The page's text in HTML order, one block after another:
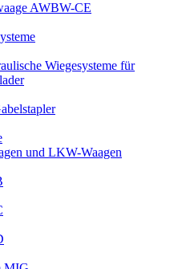
AWBW-CE
Wiegesysteme für
und LKW-Waagen